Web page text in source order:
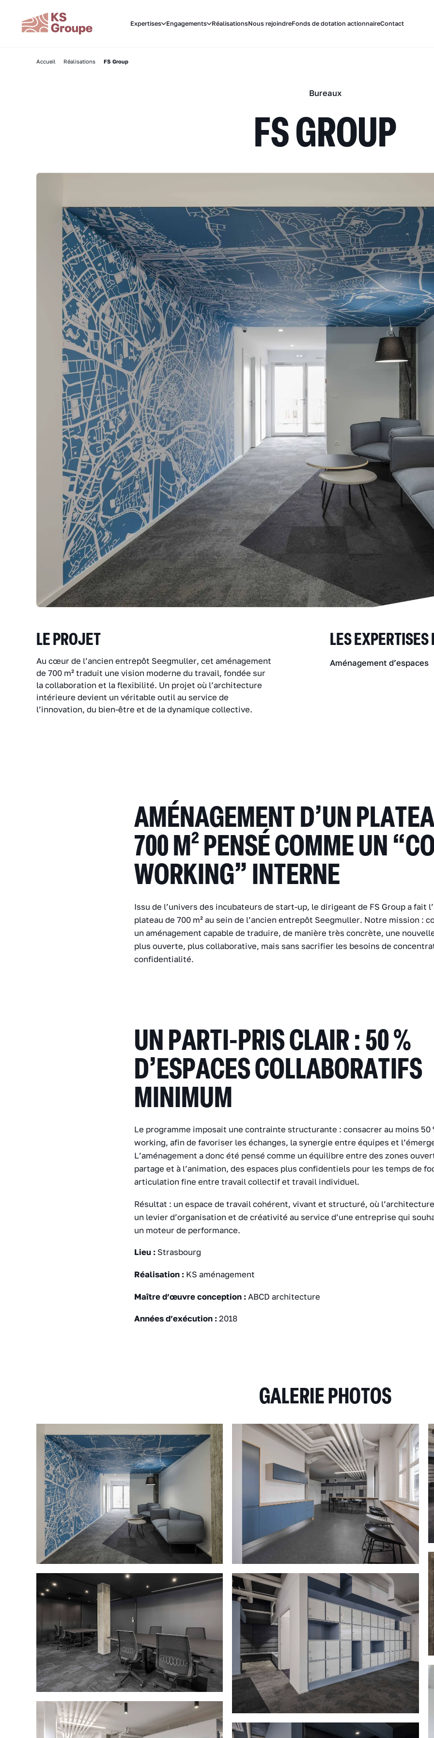
Expertises Engagements RéalisationsNous rejoindreFonds de dotation actionnaireContact
Accueil Réalisations FS Group
Bureaux
FS GROUP
LE PROJET
Au cœur de l’ancien entrepôt Seegmuller, cet aménagement
de 700 m² traduit une vision moderne du travail, fondée sur
la collaboration et la flexibilité. Un projet où l’architecture
intérieure devient un véritable outil au service de
l’innovation, du bien-être et de la dynamique collective.
LES
Aménagement d’espaces
AMÉNAGEMENT D’UN
700 M² PENSÉ COMME UN
WORKING” INTERNE
Issu de l’univers des incubateurs de start-up, le dirigeant de FS Group a fait
plateau de 700 m² au sein de l’ancien entrepôt Seegmuller. Notre mission :
un aménagement capable de traduire, de manière très concrète, une
plus ouverte, plus collaborative, mais sans sacrifier les besoins de
confidentialité.
UN PARTI-PRIS CLAIR : 50 %
D’ESPACES COLLABORATIFS
MINIMUM
Le programme imposait une contrainte structurante : consacrer au moins 50
working, afin de favoriser les échanges, la synergie entre équipes et
L’aménagement a donc été pensé comme un équilibre entre des zones
partage et à l’animation, des espaces plus confidentiels pour les temps de
articulation fine entre travail collectif et travail individuel.
Résultat : un espace de travail cohérent, vivant et structuré, où
un levier d’organisation et de créativité au service d’une entreprise qui
un moteur de performance.
Lieu : Strasbourg
Réalisation : KS aménagement
Maître d’œuvre conception : ABCD architecture
Années d’exécution : 2018
GALERIE PHOTOS